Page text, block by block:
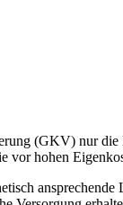
(GKV) nur
vor hohen